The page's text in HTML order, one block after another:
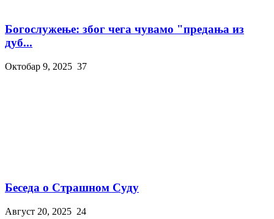
Богослужење: због чега чувамо "предања из
дуб...
Октобар 9, 2025 37
Беседа о Страшном Суду
Август 20, 2025 24